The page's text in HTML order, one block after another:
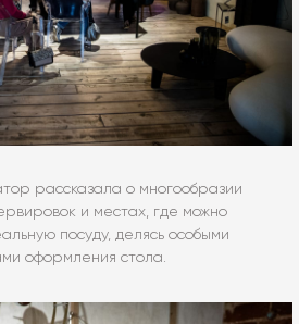
рассказала о многообразии
и местах, где можно
посуду, делясь особыми
оформления стола.